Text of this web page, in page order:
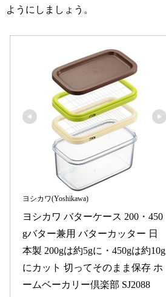
ようにしましょう。
ヨシカワ(Yoshikawa)
ヨシカワ バターケース 200・450
gバター兼用 バターカッター 日
本製 200gは約5gに・450gは約10g
にカット 切ってそのまま保存 ホ
ームベーカリー倶楽部 SJ2088